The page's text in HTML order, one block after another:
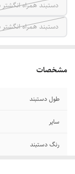
دستبند همراه انگشتر
دستبند همراه انگشتر
مشخصات
طول دستبند
سایر
رنگ دستبند